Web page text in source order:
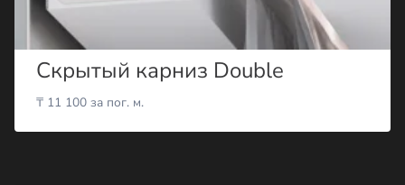
Скрытый карниз Double
₸ 11 100 за пог. м.